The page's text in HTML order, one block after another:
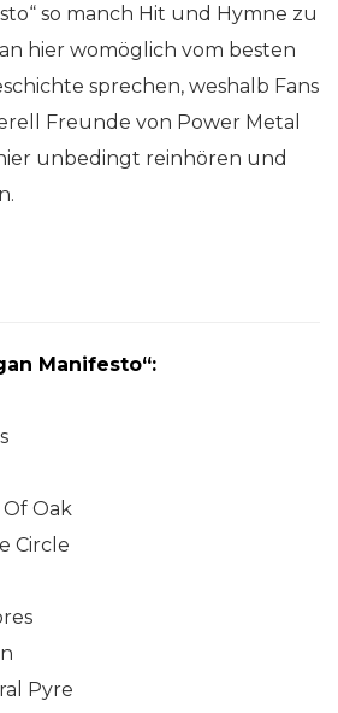
so manch Hit und Hymne zu
hier womöglich vom besten
sprechen, weshalb Fans
Freunde von Power Metal
unbedingt reinhören und
Manifesto“:
Oak
Circle
Pyre